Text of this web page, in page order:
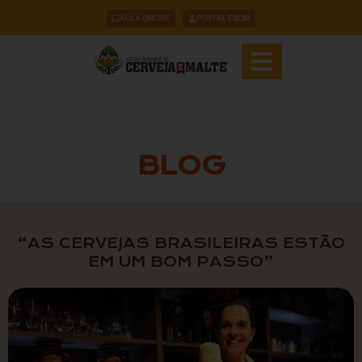
AULA ONLINE PORTAL ESCM
BLOG
“AS CERVEJAS BRASILEIRAS ESTÃO
EM UM BOM PASSO”